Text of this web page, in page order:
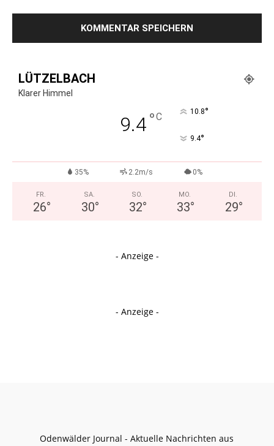
LÜTZELBACH
Klarer Himmel
9.4°C 10.8°
9.4°
35% 2.2m/s 0%
FR.
26°
SA.
30°
SO.
32°
MO.
33°
DI.
29°
- Anzeige -
- Anzeige -
Odenwälder Journal - Aktuelle Nachrichten aus